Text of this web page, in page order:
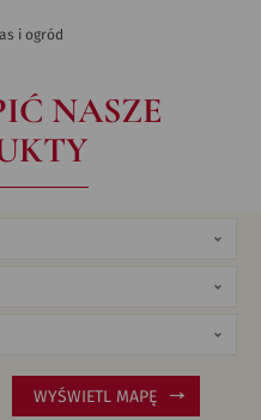
i ogród
NASZE
WYŚWIETL MAPĘ